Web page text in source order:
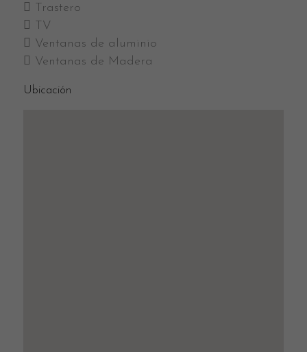
Trastero
TV
Ventanas de aluminio
Ventanas de Madera
Ubicación